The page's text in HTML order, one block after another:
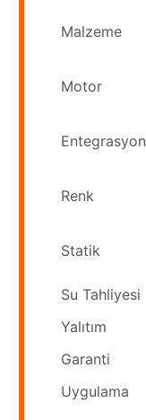
Malzeme
Motor
Entegrasyon
Renk
Statik
Su Tahliyesi
Yalıtım
Garanti
Uygulama